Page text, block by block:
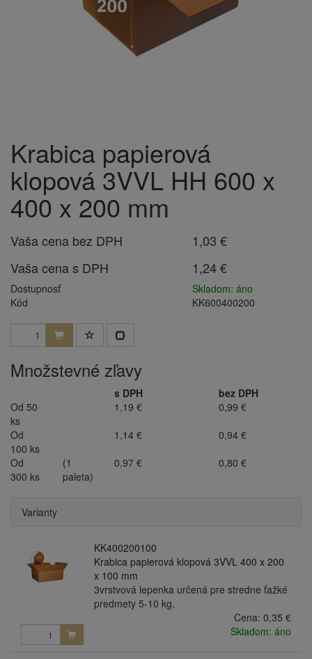
Krabica papierová
klopová 3VVL HH 600 x
400 x 200 mm
Vaša cena bez DPH
1,03 €
Vaša cena s DPH
1,24 €
Dostupnosť
Skladom: áno
Kód
KK600400200
Množstevné zľavy
s DPH
bez DPH
Od 50
ks
1,19 €
0,99 €
Od
100 ks
1,14 €
0,94 €
Od
300 ks
(1
paleta)
0,97 € 0,80 €
Varianty
KK400200100
Krabica papierová klopová 3VVL 400 x 200
x 100 mm
3vrstvová lepenka určená pre stredne ťažké
predmety 5-10 kg.
Cena: 0,35 €
Skladom: áno